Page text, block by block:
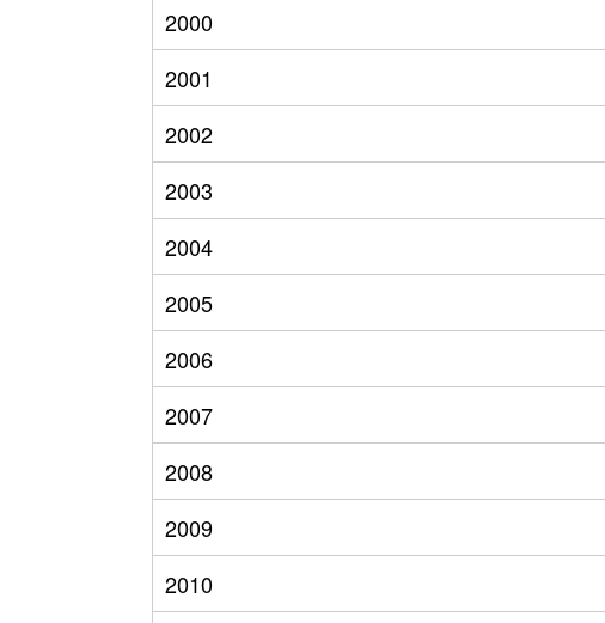
2000
2001
2002
2003
2004
2005
2006
2007
2008
2009
2010